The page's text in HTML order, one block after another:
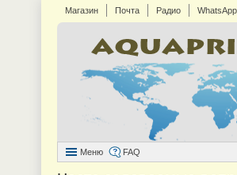
Магазин Почта Радио WhatsApp
Меню FAQ